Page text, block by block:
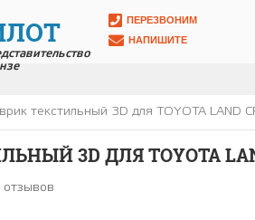
ПЕРЕЗВОНИМ
НАПИШИТЕ
текстильный 3D для TOYOTA LAND
3D ДЛЯ TOYOTA
отзывов